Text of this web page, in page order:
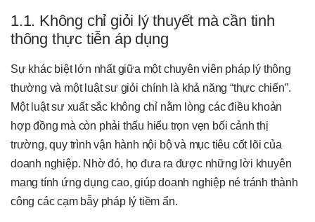
1.1. Không chỉ giỏi lý thuyết mà cần tinh
thông thực tiễn áp dụng
Sự khác biệt lớn nhất giữa một chuyên viên pháp lý thông
thường và một luật sư giỏi chính là khả năng “thực chiến”.
Một luật sư xuất sắc không chỉ nằm lòng các điều khoản
hợp đồng mà còn phải thấu hiểu trọn vẹn bối cảnh thị
trường, quy trình vận hành nội bộ và mục tiêu cốt lõi của
doanh nghiệp. Nhờ đó, họ đưa ra được những lời khuyên
mang tính ứng dụng cao, giúp doanh nghiệp né tránh thành
công các cạm bẫy pháp lý tiềm ẩn.